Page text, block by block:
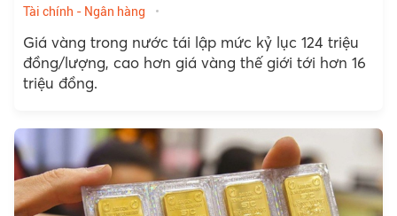
Tài chính - Ngân hàng
Giá vàng trong nước tái lập mức kỷ lục 124 triệu
đồng/lượng, cao hơn giá vàng thế giới tới hơn 16
triệu đồng.